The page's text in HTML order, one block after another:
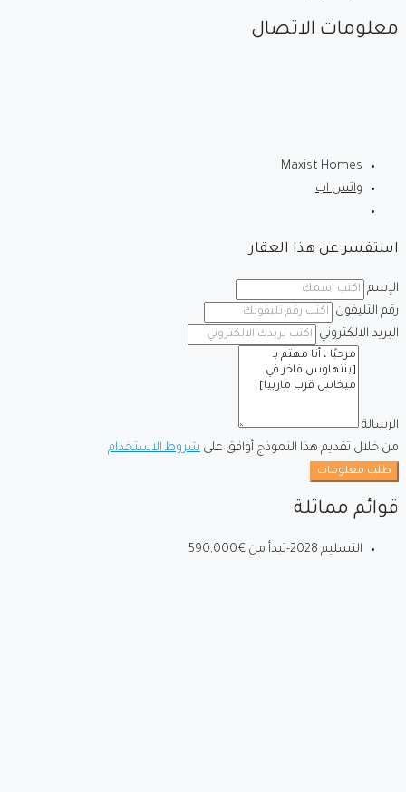
معلومات الاتصال
Maxist Homes
واتس اب
استفسر عن هذا العقار
الإسم
رقم التليفون
البريد الالكتروني
الرسالة
من خلال تقديم هذا النموذج أوافق على شروط الاستخدام
طلب معلومات
قوائم مماثلة
التسليم 2028-تبدأ من €590,000